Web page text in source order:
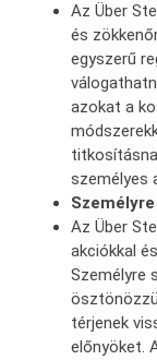
Az Über
és
egyszerű
azokat a
személyes
Az Über
akciókkal
Személyre
térjenek
előnyöket.